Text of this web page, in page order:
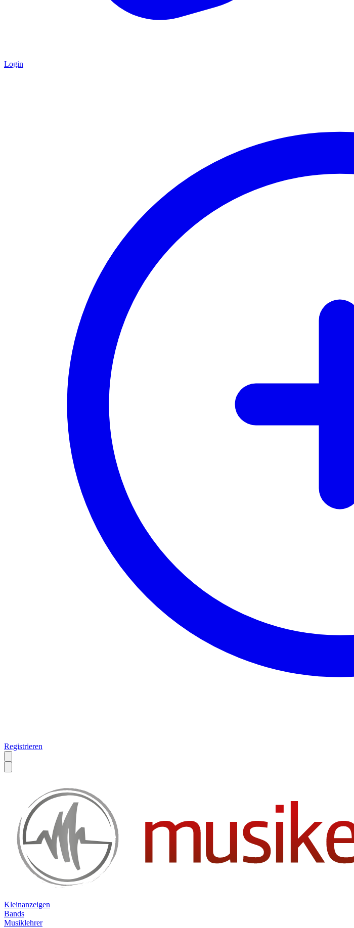
Login
Registrieren
Kleinanzeigen
Bands
Musiklehrer